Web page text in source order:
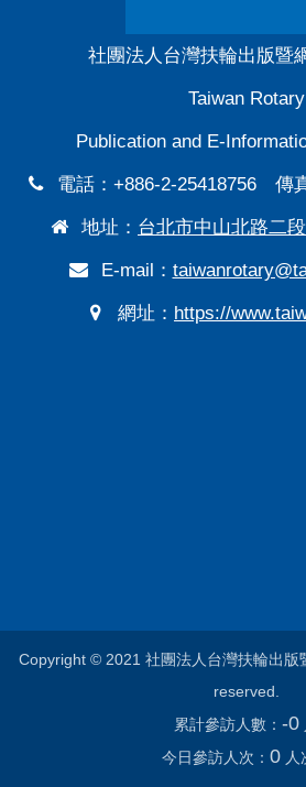
社團法人台灣扶輪出版暨
Taiwan Rotary
Publication and E-
電話：+886-2-25418756 傳
地址： 台北市中山北路二
E-mail：
網址： https://
Copyright © 2021 社團法人台灣扶輪出版
reserved.
累計參訪人數： -0
今日參訪人次： 0